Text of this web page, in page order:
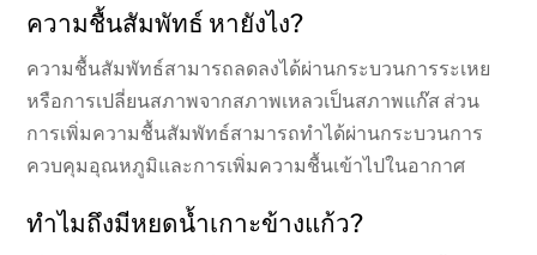
ความชื้นสัมพัทธ์ หายังไง?
ความชื้นสัมพัทธ์สามารถลดลงได้ผ่านกระบวนการระเหย
หรือการเปลี่ยนสภาพจากสภาพเหลวเป็นสภาพแก๊ส ส่วน
การเพิ่มความชื้นสัมพัทธ์สามารถทำได้ผ่านกระบวนการ
ควบคุมอุณหภูมิและการเพิ่มความชื้นเข้าไปในอากาศ
ทำไมถึงมีหยดน้ำเกาะข้างแก้ว?